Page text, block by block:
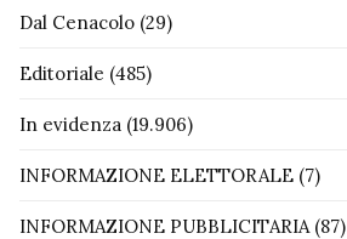
Dal Cenacolo (29)
Editoriale (485)
In evidenza (19.906)
INFORMAZIONE ELETTORALE (7)
INFORMAZIONE PUBBLICITARIA(87)